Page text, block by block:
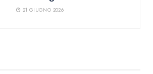
21 GIUGNO 2026